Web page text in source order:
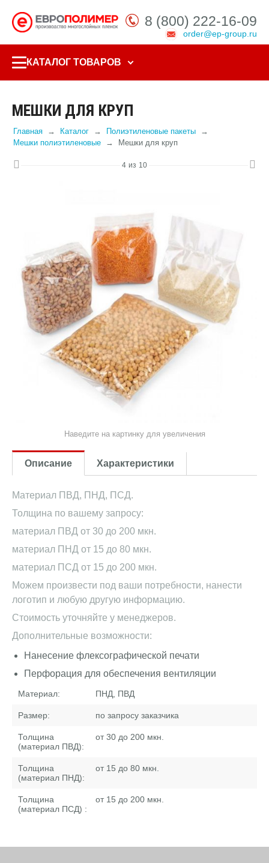
8 (800) 222-16-09
order@ep-group.ru
КАТАЛОГ ТОВАРОВ
МЕШКИ ДЛЯ КРУП
Главная Каталог
Полиэтиленовые пакеты
Мешки полиэтиленовые
Мешки для круп
4 из 10
Наведите на картинку для увеличения
Описание Характеристики
Материал ПВД, ПНД, ПСД.
Толщина по вашему запросу:
материал ПВД от 30 до 200 мкн.
материал ПНД от 15 до 80 мкн.
материал ПСД от 15 до 200 мкн.
Можем произвести под ваши потребности, нанести
логотип и любую другую информацию.
Стоимость уточняйте у менеджеров.
Дополнительные возможности:
Нанесение флексографической печати
Перфорация для обеспечения вентиляции
Материал: ПНД, ПВД
Размер: по запросу заказчика
Толщина
(материал ПВД):
от 30 до 200 мкн.
Толщина
(материал ПНД):
от 15 до 80 мкн.
Толщина
(материал ПСД) :
от 15 до 200 мкн.